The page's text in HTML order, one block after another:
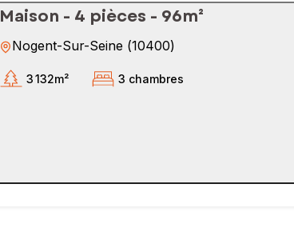
Maison - 4 pièces - 96m²
Nogent-Sur-Seine (10400)
3 132m² 3 chambres